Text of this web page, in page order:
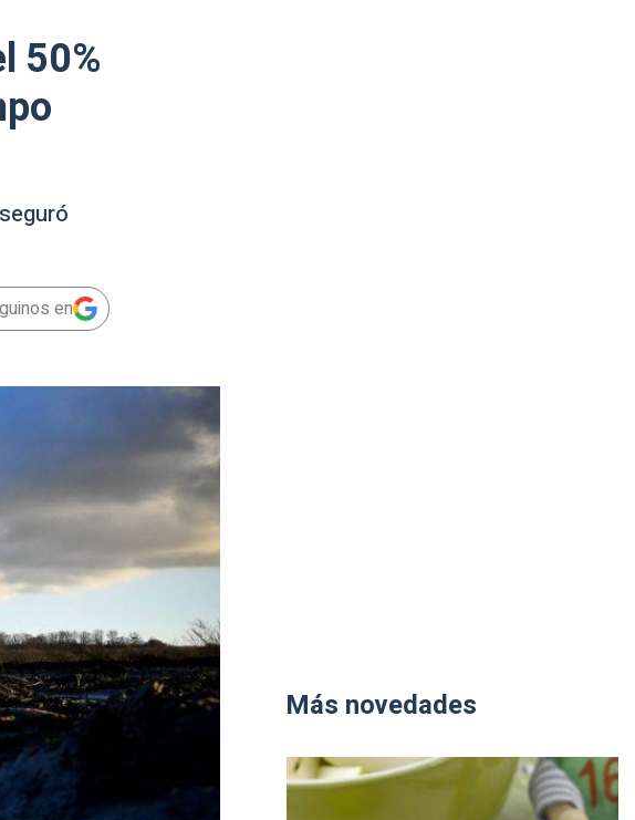
50%
en
Más novedades